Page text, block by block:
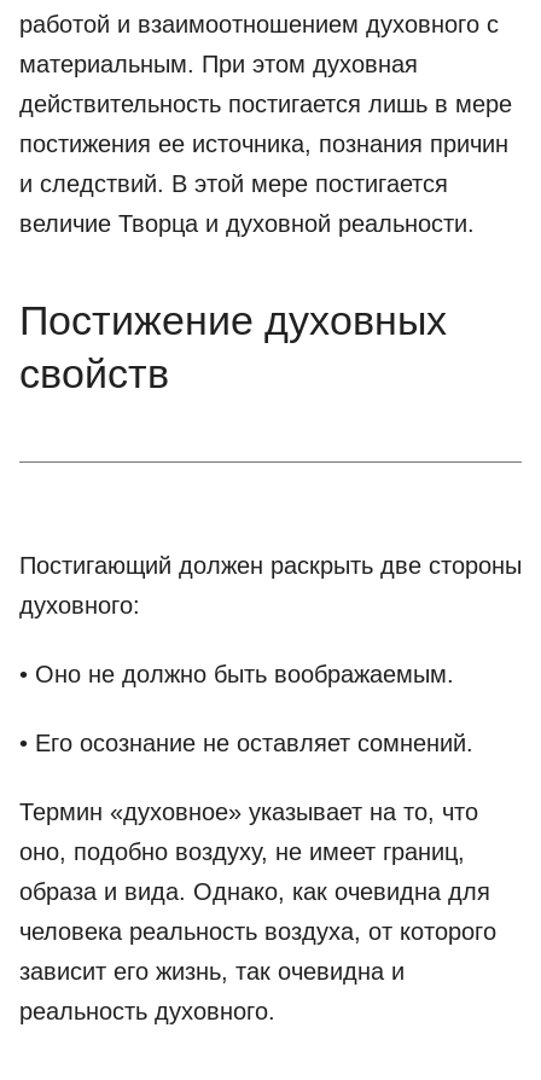
работой и взаимоотношением духовного с
материальным. При этом духовная
действительность постигается лишь в мере
постижения ее источника, познания причин
и следствий. В этой мере постигается
величие Творца и духовной реальности.
Постижение духовных
свойств
Постигающий должен раскрыть две стороны
духовного:
• Оно не должно быть воображаемым.
• Его осознание не оставляет сомнений.
Термин «духовное» указывает на то, что
оно, подобно воздуху, не имеет границ,
образа и вида. Однако, как очевидна для
человека реальность воздуха, от которого
зависит его жизнь, так очевидна и
реальность духовного.